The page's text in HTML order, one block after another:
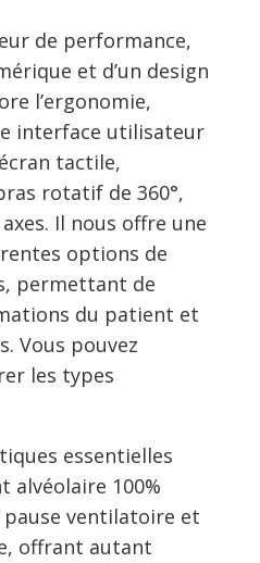
de performance,
et d’un design
l’ergonomie,
interface utilisateur
tactile,
rotatif de 360°,
Il nous offre une
options de
permettant de
du patient et
Vous pouvez
les types
essentielles
alvéolaire 100%
ventilatoire et
offrant autant